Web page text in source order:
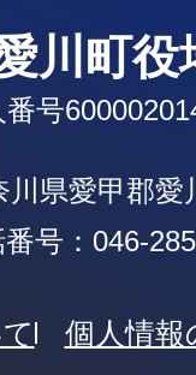
川町役
号
川県愛甲郡愛
番号：046-
個人情